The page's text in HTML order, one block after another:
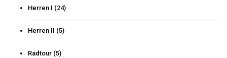
Herren I (24)
Herren II (5)
Radtour (5)